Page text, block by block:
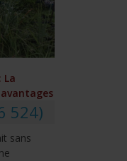
La
524)
sans